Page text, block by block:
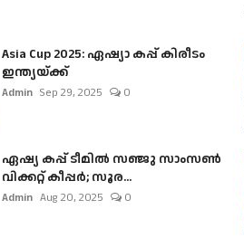
Asia Cup 2025: ഏഷ്യാ കപ്പ് കിരീടം
ഇന്ത്യയ്ക്ക്
Admin Sep 29, 2025 0
ഏഷ്യ കപ്പ് ടീമിൽ സഞ്ജു സാംസൺ
വിക്കറ്റ് കീപ്പർ; സൂര...
Admin Aug 20, 2025 0